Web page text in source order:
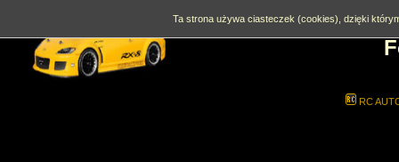
RC
Ta strona używa ciasteczek (cookies), dzięki